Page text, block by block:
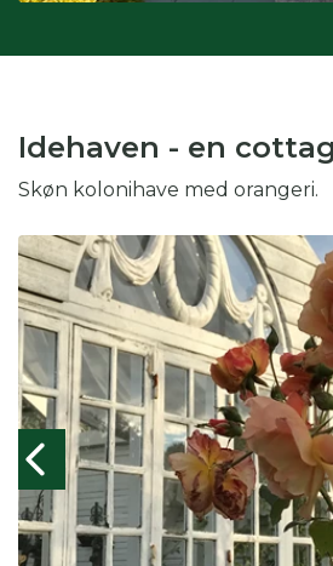
Idehaven - en
Skøn kolonihave med orangeri.